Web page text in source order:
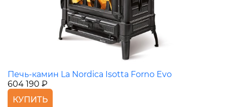
Печь-камин La Nordica Isotta Forno Evo
604 190 ₽
КУПИТЬ